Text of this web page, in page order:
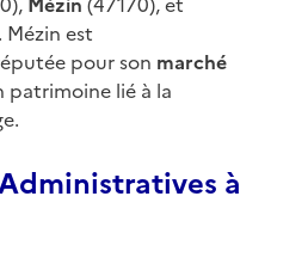
est
pour son marché
patrimoine lié à la
à